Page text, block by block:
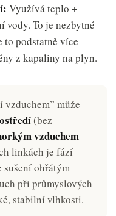
Využívá teplo +
vody. To je nezbytné
podstatně více
z kapaliny na plyn.
vzduchem” může
(bez
vzduchem
linkách je fází
sušení ohřátým
při průmyslových
stabilní vlhkosti.